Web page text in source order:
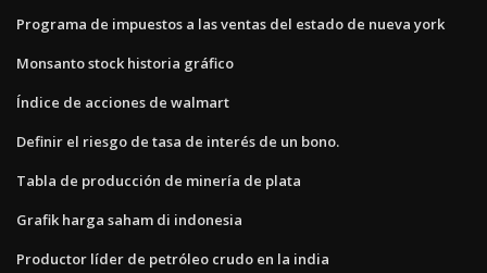
Programa de impuestos a las ventas del estado de nueva york
Monsanto stock historia gráfico
Índice de acciones de walmart
Definir el riesgo de tasa de interés de un bono.
Tabla de producción de minería de plata
Grafik harga saham di indonesia
Productor líder de petróleo crudo en la india